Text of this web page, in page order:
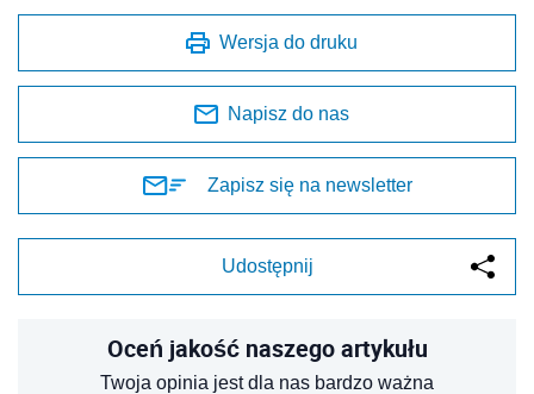
Wersja do druku
Napisz do nas
Zapisz się na newsletter
Udostępnij
Oceń jakość naszego artykułu
Twoja opinia jest dla nas bardzo ważna